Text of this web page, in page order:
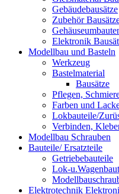
Gebäudebausätze
Zubehör
Elektronik
Modellbau und Basteln
Werkzeug
Bastelmaterial
Bausätze
Pflegen,
Farben und
Lokbauteile/
Verbinden,
Modellbau Schrauben
Bauteile/ Ersatzteile
Getriebebauteile
Lok-
Elektrotechnik